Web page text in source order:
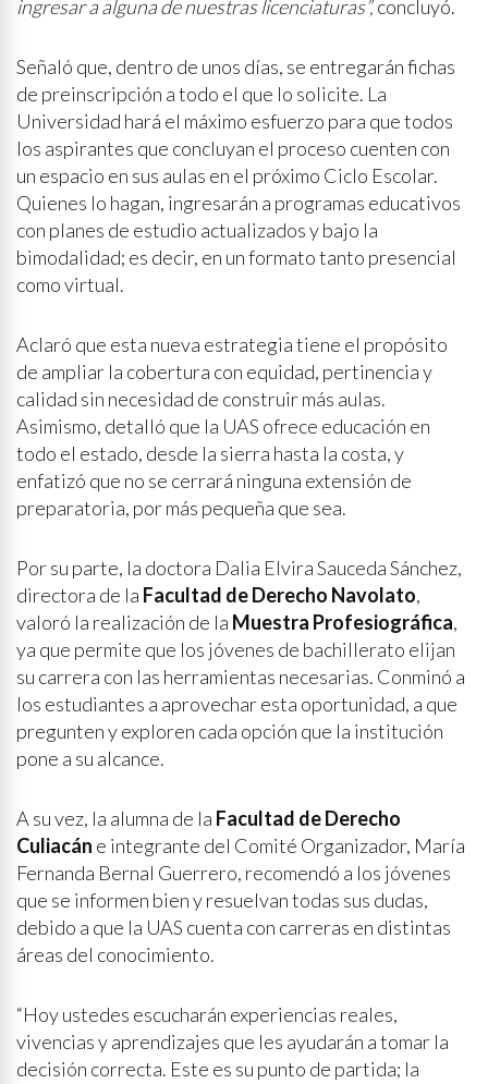
ingresar a alguna de nuestras licenciaturas”,concluyó.
Señaló que, dentro de unos días, se entregarán fichas
de preinscripción a todo el que lo solicite. La
Universidad hará el máximo esfuerzo para que todos
los aspirantes que concluyan el proceso cuenten con
un espacio en sus aulas en el próximo Ciclo Escolar.
Quienes lo hagan, ingresarán a programas educativos
con planes de estudio actualizados y bajo la
bimodalidad; es decir, en un formato tanto presencial
como virtual.
Aclaró que esta nueva estrategia tiene el propósito
de ampliar la cobertura con equidad, pertinencia y
calidad sin necesidad de construir más aulas.
Asimismo, detalló que la UAS ofrece educación en
todo el estado, desde la sierra hasta la costa, y
enfatizó que no se cerrará ninguna extensión de
preparatoria, por más pequeña que sea.
Por su parte, la doctora Dalia Elvira Sauceda Sánchez,
directora de la Facultad de Derecho Navolato,
valoró la realización de la Muestra Profesiográfica,
ya que permite que los jóvenes de bachillerato elijan
su carrera con las herramientas necesarias. Conminó a
los estudiantes a aprovechar esta oportunidad, a que
pregunten y exploren cada opción que la institución
pone a su alcance.
A su vez, la alumna de la Facultad de Derecho
Culiacán e integrante del Comité Organizador, María
Fernanda Bernal Guerrero, recomendó a los jóvenes
que se informen bien y resuelvan todas sus dudas,
debido a que la UAS cuenta con carreras en distintas
áreas del conocimiento.
“Hoy ustedes escucharán experiencias reales,
vivencias y aprendizajes que les ayudarán a tomar la
decisión correcta. Este es su punto de partida; la